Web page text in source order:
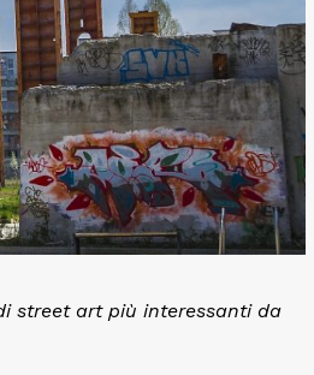
street art più interessanti da